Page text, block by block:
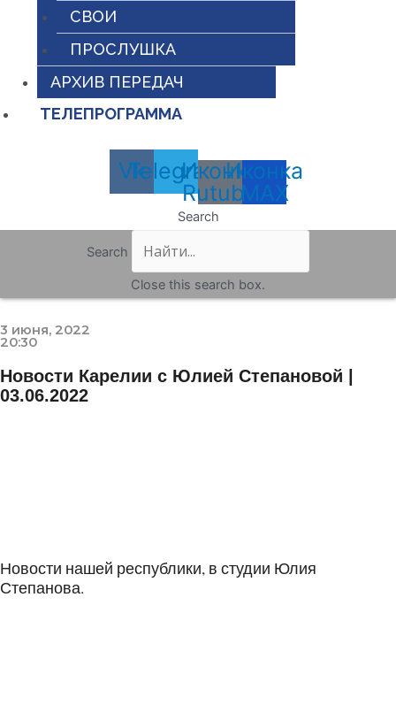
СВОИ
ПРОСЛУШКА
АРХИВ ПЕРЕДАЧ
ТЕЛЕПРОГРАММА
Vk
Telegram
Иконка
Rutube
Иконка
MAX
Search
Search
Close this search box.
3 июня, 2022
20:30
Новости Карелии с Юлией Степановой |
03.06.2022
Новости нашей республики, в студии Юлия
Степанова.